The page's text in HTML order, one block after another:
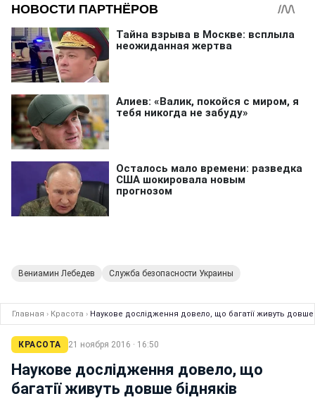
Вениамин Лебедев Служба безопасности Украины
Главная › Красота › Наукове дослідження довело, що багатії живуть довше
КРАСОТА 21 ноября 2016 · 16:50
Наукове дослідження довело, що
багатії живуть довше бідняків